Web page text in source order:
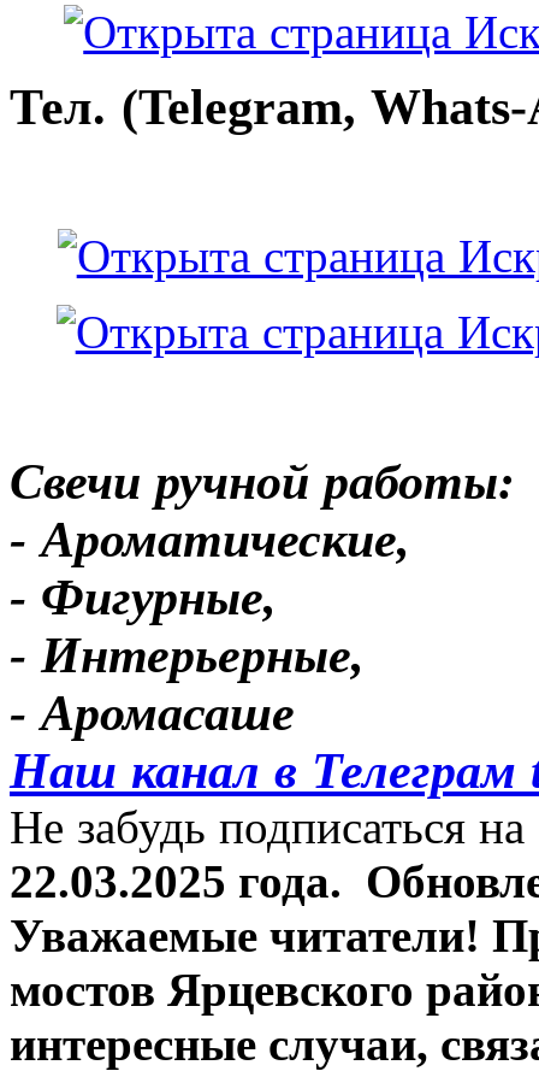
Тел. (Telegram,
Свечи ручной работы:
- Ароматические,
- Фигурные,
- Интерьерные,
- Аромасаше
Наш канал в Телеграм
Не забудь подписаться
22.03.2025 года.
Уважаемые читатели!
мостов Ярцевского
интересные случаи,